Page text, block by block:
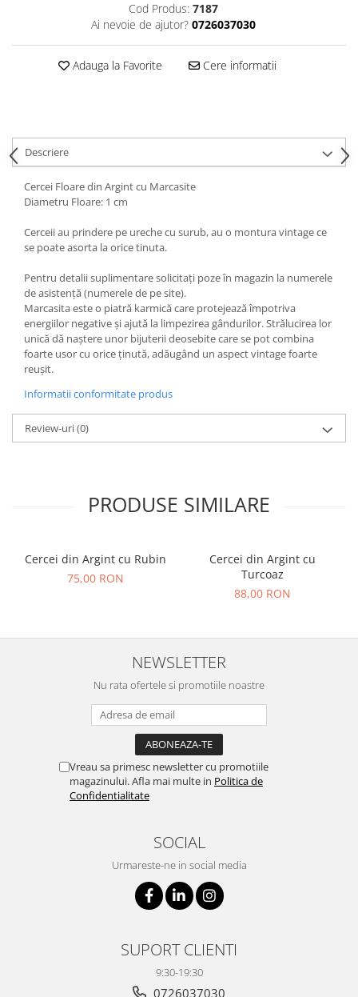
Cod Produs: 7187
Ai nevoie de ajutor? 0726037030
Adauga la Favorite Cere informatii
Descriere
Cercei Floare din Argint cu Marcasite
Diametru Floare: 1 cm
Cerceii au prindere pe ureche cu surub, au o montura vintage ce
se poate asorta la orice tinuta.
Pentru detalii suplimentare solicitați poze în magazin la numerele
de asistență (numerele de pe site).
Marcasita este o piatră karmică care protejează împotriva
energiilor negative şi ajută la limpezirea gândurilor. Strălucirea lor
unică dă naştere unor bijuterii deosebite care se pot combina
foarte usor cu orice ţinută, adăugând un aspect vintage foarte
reuşit.
Informatii conformitate produs
Review-uri(0)
PRODUSE SIMILARE
Cercei din Argint cu Rubin
75,00 RON
Cercei din Argint cu
Turcoaz
88,00 RON
NEWSLETTER
Nu rata ofertele si promotiile noastre
Vreau sa primesc newsletter cu promotiile
magazinului. Afla mai multe in Politica de
Confidentialitate
SOCIAL
Urmareste-ne in social media
SUPORT CLIENTI
9:30-19:30
0726037030